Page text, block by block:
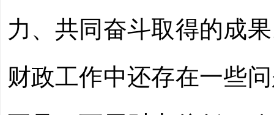
力、共同奋斗取得的成
财政工作中还存在一些